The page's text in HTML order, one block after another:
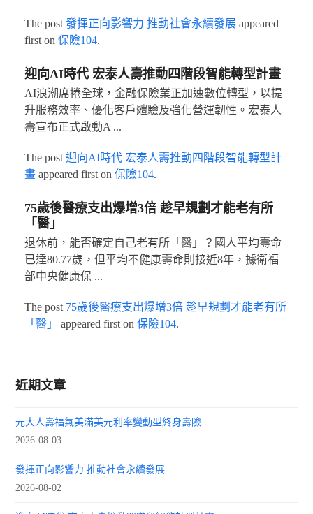
The post 發揮正向影響力 推動社會永續發展appeared
first on 保險104.
迎向AI時代 宏泰人壽推動四階段智能轉型計畫
AI浪潮席捲全球，金融保險業正加速數位轉型，以提
升服務效率、優化客戶體驗及強化營運韌性。宏泰人
壽宣布正式啟動A ...
The post 迎向AI時代 宏泰人壽推動四階段智能轉型計
畫appeared first on 保險104.
75歲後醫療支出爆增3倍 趁早規劃才能老有所
「醫」
退休前，能否確定自己老有所「醫」？國人平均壽命
已達80.77歲，但平均不健康壽命則接近8年，據衛福
部中央健康保 ...
The post 75歲後醫療支出爆增3倍 趁早規劃才能老有所
「醫」
appeared first on 保險104.
近期文章
元大人壽福氣美滿美元利率變動型終身壽險
2026-08-03
發揮正向影響力 推動社會永續發展
2026-08-02